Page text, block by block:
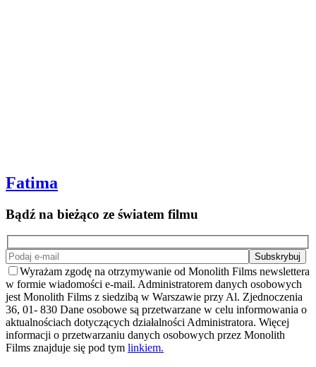
Fatima
Bądź na bieżąco ze światem filmu
Wyrażam zgodę na otrzymywanie od Monolith Films newslettera
w formie wiadomości e-mail. Administratorem danych osobowych
jest Monolith Films z siedzibą w Warszawie przy Al. Zjednoczenia
36, 01- 830 Dane osobowe są przetwarzane w celu informowania o
aktualnościach dotyczących działalności Administratora. Więcej
informacji o przetwarzaniu danych osobowych przez Monolith
Films znajduje się pod tym linkiem.